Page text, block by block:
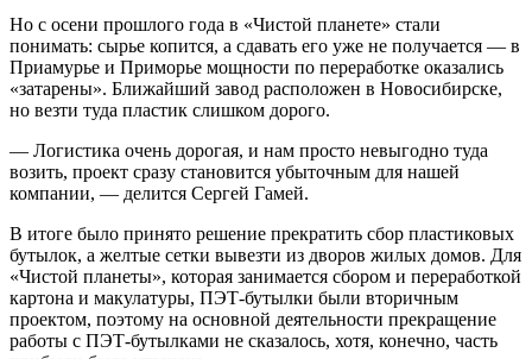
Но с осени прошлого года в «Чистой планете» стали
понимать: сырье копится, а сдавать его уже не получается — в
Приамурье и Приморье мощности по переработке оказались
«затарены». Ближайший завод расположен в Новосибирске,
но везти туда пластик слишком дорого.
— Логистика очень дорогая, и нам просто невыгодно туда
возить, проект сразу становится убыточным для нашей
компании, — делится Сергей Гамей.
В итоге было принято решение прекратить сбор пластиковых
бутылок, а желтые сетки вывезти из дворов жилых домов. Для
«Чистой планеты», которая занимается сбором и переработкой
картона и макулатуры, ПЭТ-бутылки были вторичным
проектом, поэтому на основной деятельности прекращение
работы с ПЭТ-бутылками не сказалось, хотя, конечно, часть